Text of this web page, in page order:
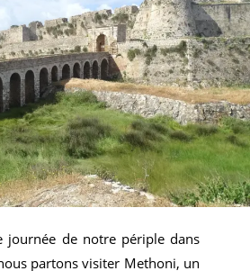
journée de notre périple dans
partons visiter Methoni, un